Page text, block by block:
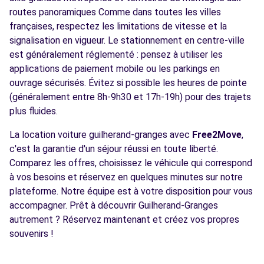
routes panoramiques Comme dans toutes les villes
françaises, respectez les limitations de vitesse et la
signalisation en vigueur. Le stationnement en centre-ville
est généralement réglementé : pensez à utiliser les
applications de paiement mobile ou les parkings en
ouvrage sécurisés. Évitez si possible les heures de pointe
(généralement entre 8h-9h30 et 17h-19h) pour des trajets
plus fluides.
La location voiture guilherand-granges avec Free2Move,
c'est la garantie d'un séjour réussi en toute liberté.
Comparez les offres, choisissez le véhicule qui correspond
à vos besoins et réservez en quelques minutes sur notre
plateforme. Notre équipe est à votre disposition pour vous
accompagner. Prêt à découvrir Guilherand-Granges
autrement ? Réservez maintenant et créez vos propres
souvenirs !